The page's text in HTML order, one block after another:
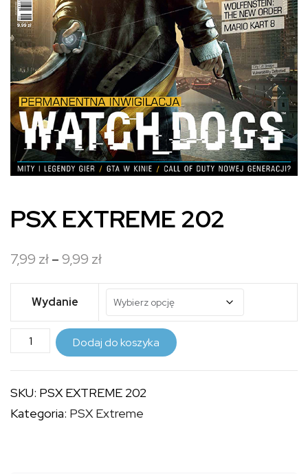
PSX EXTREME 202
7,99 zł–9,99 złZakres
cen:
od
7,99 zł
do
9,99 zł
Wydanie
ilość
PSX
202
Dodaj do koszyka
SKU: PSX EXTREME 202
Kategoria: PSX Extreme